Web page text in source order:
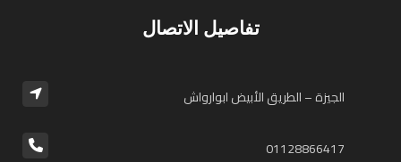
تفاصيل الاتصال
الجيزة – الطريق الأبيض ابوارواش
01128866417⁩